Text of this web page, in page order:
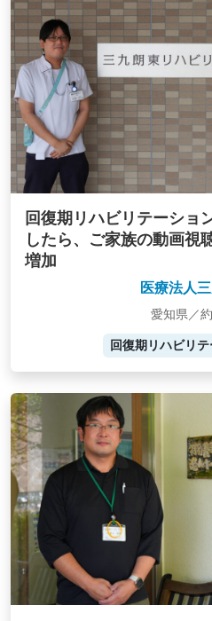
回復期リハビリテーショ
したら、ご家族の動画視
増加
医療法人
愛知県／
回復期リハビリ